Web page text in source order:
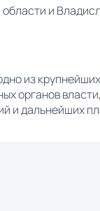
и
из
органов
и дальнейших